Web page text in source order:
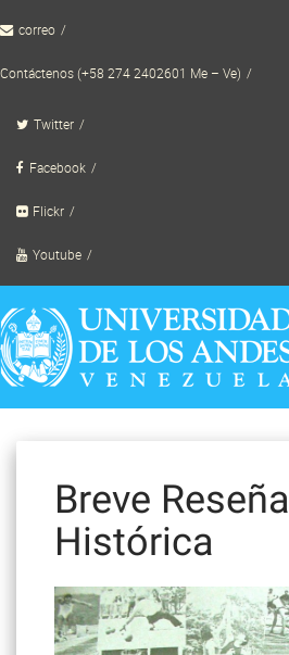
to correo
Contáctenos (+58 274 2402601 Me – Ve)
Twitter
Facebook
Flickr
Youtube
Breve Reseña
Histórica